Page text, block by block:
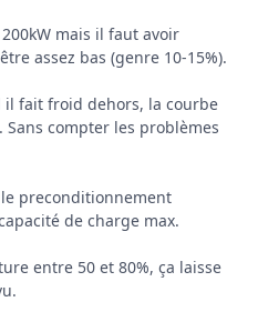
mais il faut avoir
assez bas (genre 10-15%).
il fait froid dehors, la courbe
compter les problèmes
le preconditionnement
de charge max.
entre 50 et 80%, ça laisse